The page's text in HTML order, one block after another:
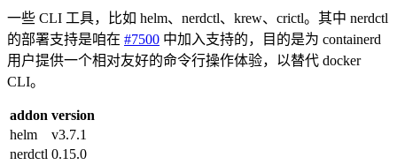
一些 CLI 工具，比如 helm、nerdctl、krew、crictl。其中 nerdctl
的部署支持是咱在 #7500 中加入支持的，目的是为 containerd
用户提供一个相对友好的命令行操作体验，以替代 docker
CLI。
addon version
helm
v3.7.1
nerdctl 0.15.0